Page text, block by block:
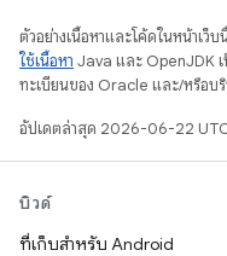
ตัวอย่างเนื้อหาและโค้ดในหน้าเ
ใช้เนื้อหา Java และ OpenJDK เ
ทะเบียนของ Oracle และ/หรือบริ
อัปเดตล่าสุด 2026-06-22
บิวด์
ที่เก็บสำหรับ Android